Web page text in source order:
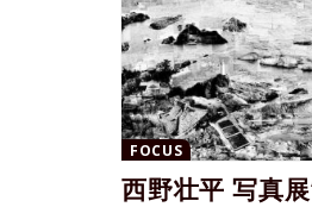
FOCUS
西野壮平 写真